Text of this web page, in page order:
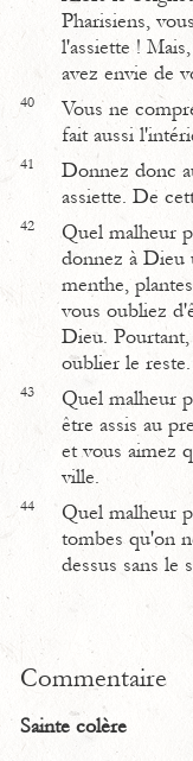
Pharisiens,
l'assiette !
avez envie de
40
Vous ne
fait aussi
41
Donnez donc
assiette. De
42
Quel malheur
donnez à Dieu
menthe,
vous oubliez
Dieu.
oublier le reste.
43
Quel malheur
être assis au
et vous aimez
ville.
44
Quel malheur
tombes qu'on
dessus sans le
Commentaire
Sainte colère